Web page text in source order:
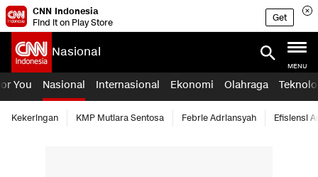
CNN Indonesia
Find it on Play Store
Get
Nasional
MENU
You Nasional Internasional Ekonomi Olahraga
Kekeringan KMP Mutiara Sentosa Febrie Adriansyah Efisiensi